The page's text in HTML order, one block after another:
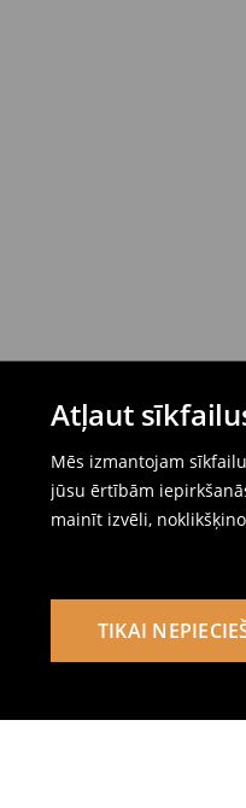
Atļaut
Mēs izmantojam
jūsu ērtībām
mainīt izvēli,
TIKAI